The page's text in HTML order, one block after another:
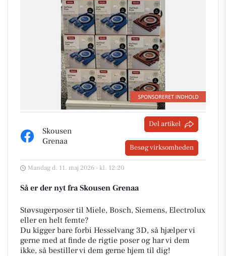
Skousen
Grenaa
Del artikel
Besøg virksomheden
Mandag d. 11. maj 2026 - kl. 12:20
Så er der nyt fra Skousen Grenaa
Støvsugerposer til Miele, Bosch, Siemens, Electrolux
eller en helt femte?
Du kigger bare forbi Hesselvang 3D, så hjælper vi
gerne med at finde de rigtie poser og har vi dem
ikke, så bestiller vi dem gerne hjem til dig!